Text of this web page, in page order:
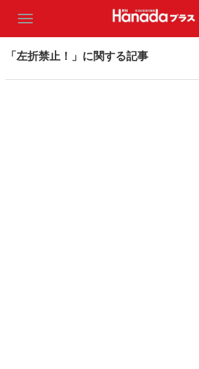
「左折禁止！」に関する記事